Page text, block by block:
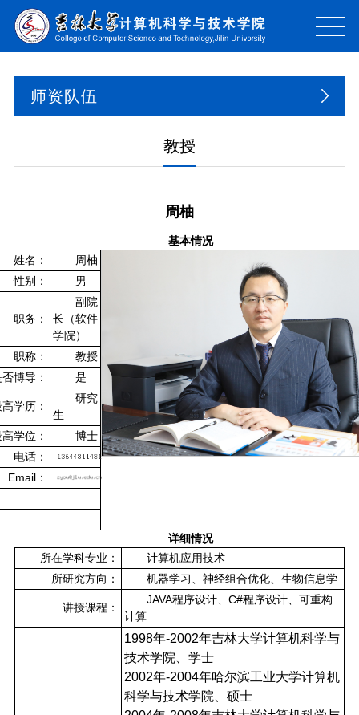
师资队伍
教授
周柚
基本情况
姓名：
周柚
性别：
男
职务：
副院
长（软件
学院）
职称：
教授
博导：
是
学历：
研究
生
学位：
博士
电话：
Email：
详细情况
所在学科专业：
计算机应用技术
所研究方向：
机器学习、神经组合优化、生物信息学
讲授课程：
JAVA程序设计、C#程序设计、可重构
计算
1998年-2002年吉林大学计算机科学与
技术学院、学士
2002年-2004年哈尔滨工业大学计算机
科学与技术学院、硕士